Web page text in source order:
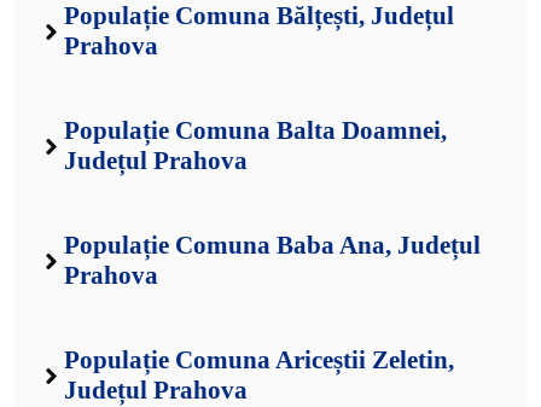
Populație Comuna Bălțești, Județul
Prahova
Populație Comuna Balta Doamnei,
Județul Prahova
Populație Comuna Baba Ana, Județul
Prahova
Populație Comuna Ariceștii Zeletin,
Județul Prahova